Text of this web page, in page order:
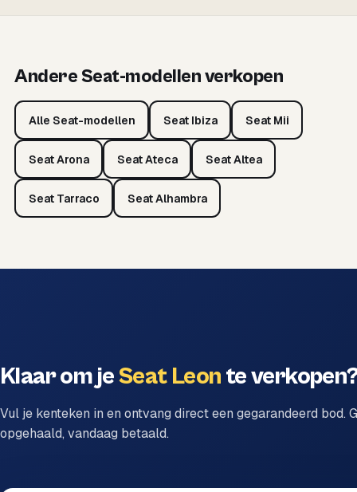
Andere Seat-modellen verkopen
Alle Seat-modellen Seat Ibiza Seat Mii
Seat Arona Seat Ateca Seat Altea
Seat Tarraco Seat Alhambra
Klaar om jeSeat Leon te
Vul je kenteken in en ontvang direct een gegarandeerd bod.
opgehaald, vandaag betaald.